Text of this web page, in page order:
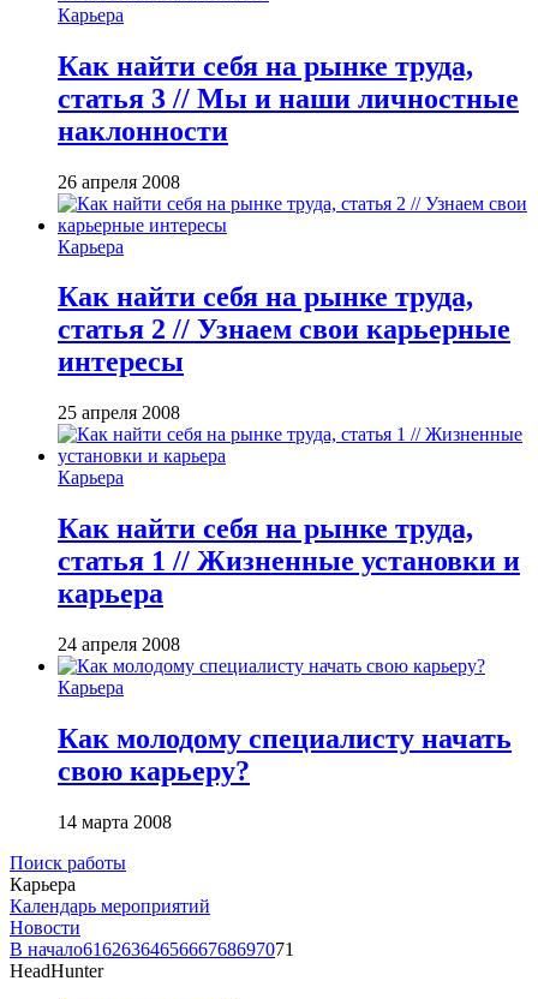
Карьера
Как найти себя на рынке труда,
статья 3 // Мы и наши личностные
наклонности
26 апреля 2008
Карьера
Как найти себя на рынке труда,
статья 2 // Узнаем свои карьерные
интересы
25 апреля 2008
Карьера
Как найти себя на рынке труда,
статья 1 // Жизненные установки и
карьера
24 апреля 2008
Карьера
Как молодому специалисту начать
свою карьеру?
14 марта 2008
Поиск работы
Карьера
Календарь мероприятий
Новости
В начало6162636465666768697071
HeadHunter